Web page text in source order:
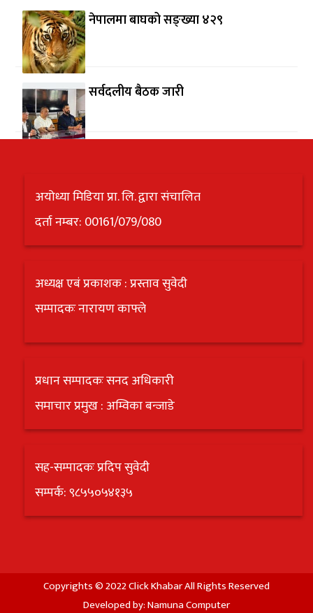
नेपालमा बाघको सङ्ख्या ४२९
सर्वदलीय बैठक जारी
अयोध्या मिडिया प्रा. लि. द्वारा संचालित
दर्ता नम्बर: 00161/079/080
अध्यक्ष एबं प्रकाशक : प्रस्ताव सुवेदी
सम्पादकः नारायण काफ्ले
प्रधान सम्पादकः सनद अधिकारी
समाचार प्रमुख : अम्विका बन्जाडे
सह-सम्पादकः प्रदिप सुवेदी
सम्पर्क: ९८५५०५४१३५
Copyrights © 2022 Click Khabar All Rights Reserved
Developed by:Namuna Computer